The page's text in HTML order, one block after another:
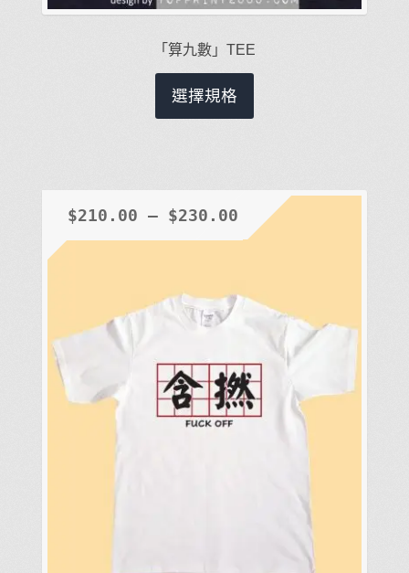
「算九數」TEE
選擇規格
款
品
頁
面
$210.00 – $230.00